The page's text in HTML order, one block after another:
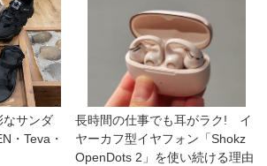
なサンダ
・Teva・
長時間の仕事でも耳がラク!　イ
ヤーカフ型イヤフォン「Shokz
OpenDots 2」を使い続ける理由